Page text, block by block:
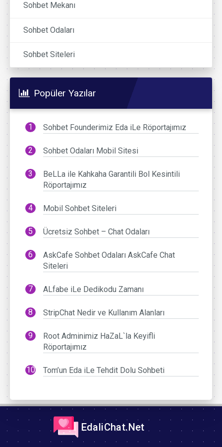
Sohbet Mekanı
Sohbet Odaları
Sohbet Siteleri
Popüler Yazılar
Sohbet Founderimiz Eda iLe Röportajımız
Sohbet Odaları Mobil Sitesi
BeLLa ile Kahkaha Garantili Bol Kesintili
Röportajımız
Mobil Sohbet Siteleri
Ücretsiz Sohbet – Chat Odaları
AskCafe Sohbet Odaları AskCafe Chat
Siteleri
ALfabe iLe Dedikodu Zamanı
StripChat Nedir ve Kullanım Alanları
Root Adminimiz HaZaL`la Keyifli
Röportajımız
Tom’un Eda iLe Tehdit Dolu Sohbeti
EdaliChat.Net